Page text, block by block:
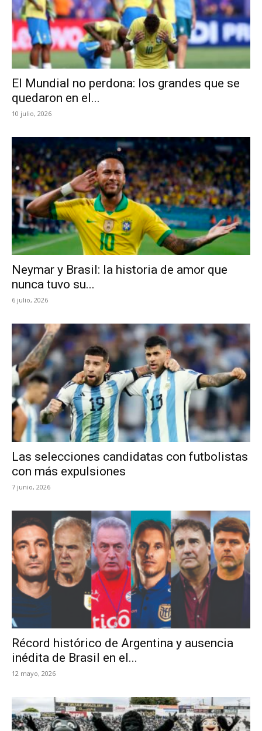
El Mundial no perdona: los grandes que se
quedaron en el...
10 julio, 2026
Neymar y Brasil: la historia de amor que
nunca tuvo su...
6 julio, 2026
Las selecciones candidatas con futbolistas
con más expulsiones
7 junio, 2026
Récord histórico de Argentina y ausencia
inédita de Brasil en el...
12 mayo, 2026